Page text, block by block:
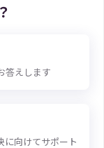
答えします
に向けてサポート